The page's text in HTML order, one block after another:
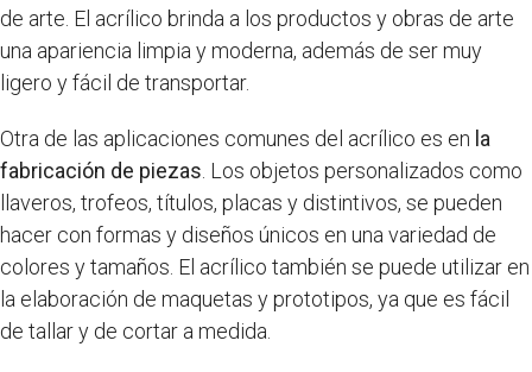
de arte. El acrílico brinda a los productos y obras de arte
una apariencia limpia y moderna, además de ser muy
ligero y fácil de transportar.
Otra de las aplicaciones comunes del acrílico es en la
fabricación de piezas . Los objetos personalizados como
llaveros, trofeos, títulos, placas y distintivos, se pueden
hacer con formas y diseños únicos en una variedad de
colores y tamaños. El acrílico también se puede utilizar en
la elaboración de maquetas y prototipos, ya que es fácil
de tallar y de cortar a medida.